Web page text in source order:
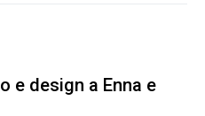
e design a Enna e